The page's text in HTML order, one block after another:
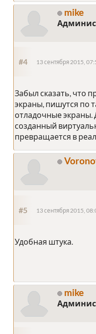
mike
#4 13 сентября 2015,
Забыл сказать, что
экраны, пишутся по
отладочные экраны.
созданный
превращается в
#5 13 сентября 2015,
Удобная штука.
mike